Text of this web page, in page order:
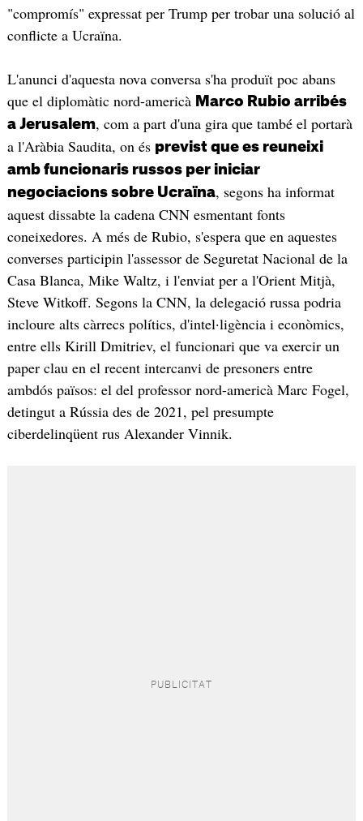
"compromís" expressat per Trump per trobar una solució al
conflicte a Ucraïna.
L'anunci d'aquesta nova conversa s'ha produït poc abans
que el diplomàtic nord-americà Marco Rubio arribés
a Jerusalem, com a part d'una gira que també el portarà
a l'Aràbia Saudita, on és previst que es reuneixi
amb funcionaris russos per iniciar
negociacions sobre Ucraïna, segons ha informat
aquest dissabte la cadena CNN esmentant fonts
coneixedores. A més de Rubio, s'espera que en aquestes
converses participin l'assessor de Seguretat Nacional de la
Casa Blanca, Mike Waltz, i l'enviat per a l'Orient Mitjà,
Steve Witkoff. Segons la CNN, la delegació russa podria
incloure alts càrrecs polítics, d'intel·ligència i econòmics,
entre ells Kirill Dmitriev, el funcionari que va exercir un
paper clau en el recent intercanvi de presoners entre
ambdós països: el del professor nord-americà Marc Fogel,
detingut a Rússia des de 2021, pel presumpte
ciberdelinqüent rus Alexander Vinnik.